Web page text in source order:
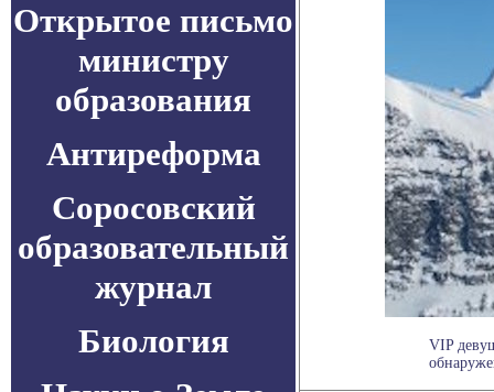
Открытое письмо
министру
образования
Антиреформа
Соросовский
образовательный
журнал
Биология
VIP